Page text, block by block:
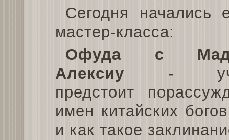
Сегодня начались
мастер-класса:
Офуда с
Алексиу -
предстоит
имен китайских
и как такое